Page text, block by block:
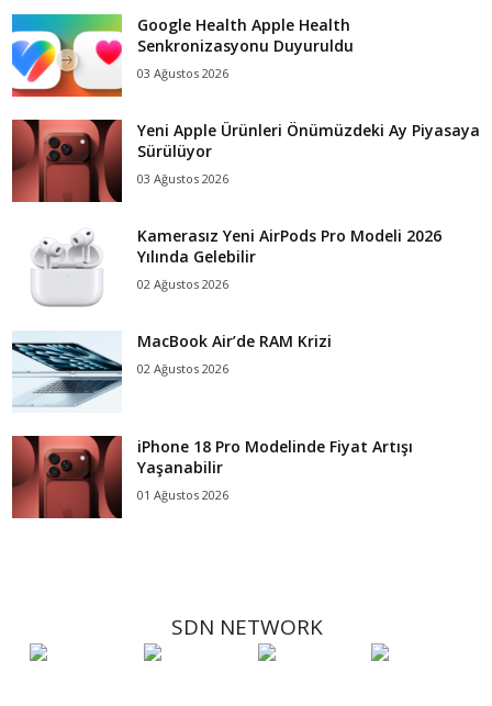
Google Health Apple Health
Senkronizasyonu Duyuruldu
03 Ağustos 2026
Yeni Apple Ürünleri Önümüzdeki Ay Piyasaya
Sürülüyor
03 Ağustos 2026
Kamerasız Yeni AirPods Pro Modeli 2026
Yılında Gelebilir
02 Ağustos 2026
MacBook Air’de RAM Krizi
02 Ağustos 2026
iPhone 18 Pro Modelinde Fiyat Artışı
Yaşanabilir
01 Ağustos 2026
SDN NETWORK